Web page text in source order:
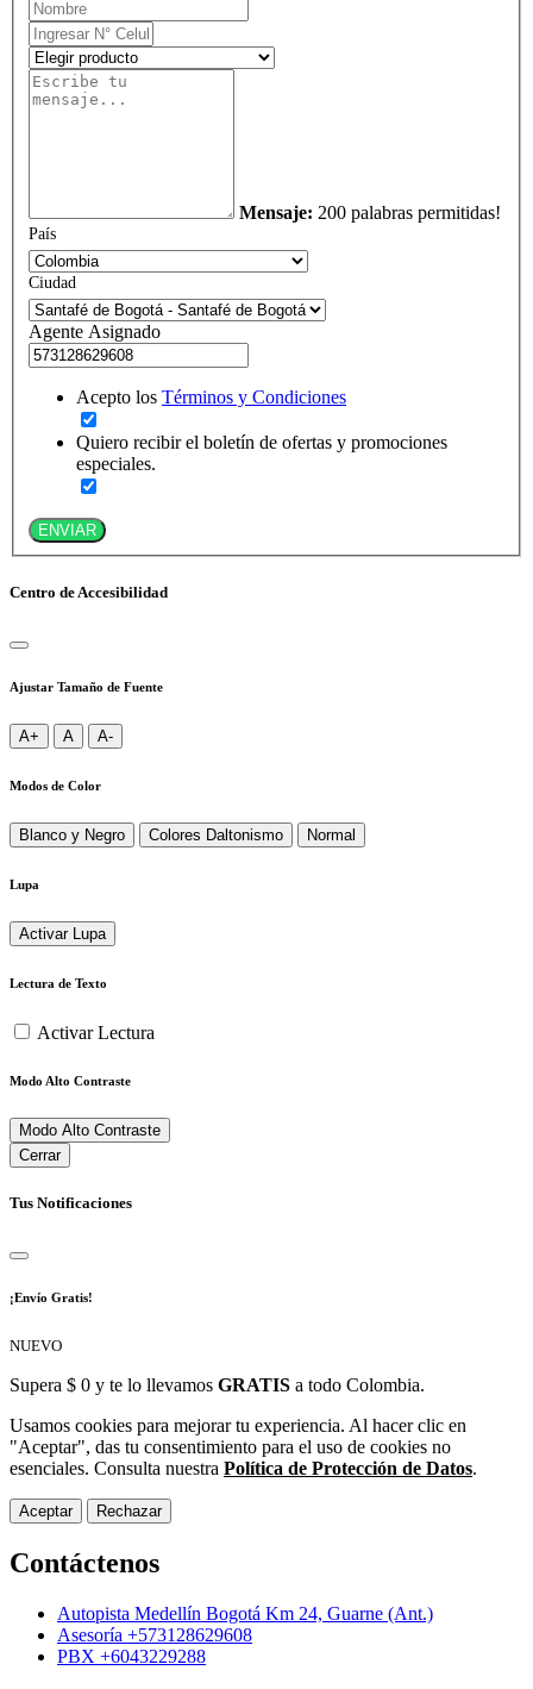
Mensaje: 200 palabras permitidas!
País
Ciudad
Agente Asignado
Acepto los Términos y Condiciones
Quiero recibir el boletín de ofertas y promociones
especiales.
ENVIAR
Centro de Accesibilidad
Ajustar Tamaño de Fuente
A+ A A-
Modos de Color
Blanco y Negro Colores Daltonismo Normal
Lupa
Activar Lupa
Lectura de Texto
Activar Lectura
Modo Alto Contraste
Modo Alto Contraste
Cerrar
Tus Notificaciones
¡Envío Gratis!
NUEVO
Supera $ 0 y te lo llevamos GRATIS a todo Colombia.
Usamos cookies para mejorar tu experiencia. Al hacer clic en
"Aceptar", das tu consentimiento para el uso de cookies no
esenciales. Consulta nuestra Política de Protección de Datos.
Aceptar Rechazar
Contáctenos
Autopista Medellín Bogotá Km 24, Guarne (Ant.)
Asesoría +573128629608
PBX +6043229288